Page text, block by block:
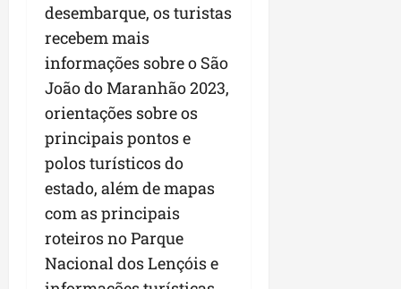
desembarque, os turistas
recebem mais
informações sobre o São
João do Maranhão 2023,
orientações sobre os
principais pontos e
polos turísticos do
estado, além de mapas
com as principais
roteiros no Parque
Nacional dos Lençóis e